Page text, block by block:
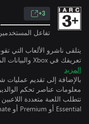
3+
تفاعل
يتلقى ناشرو الألعاب التي
تعريفك في Xbox والبيانات المقترنة بينما تمارس الألعاب.
المزيد
بالإضافة إلى تقديم عمليات
معلومات عناصر تحكم
Essential أو Premium أو Ultimate (اشتراكات تُباع بشكل منفصل).